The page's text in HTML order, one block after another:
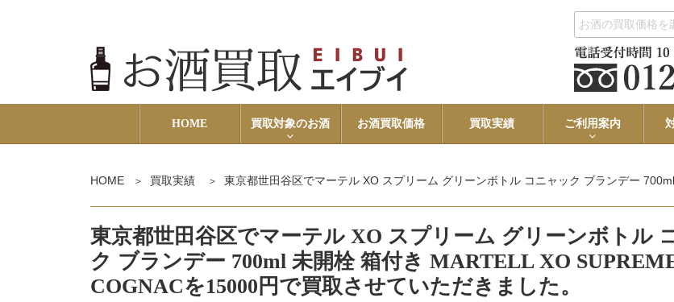
HOME 買取対象のお酒 お酒買取価格 買取実績 ご利用案内
HOME 買取実績 東京都世田谷区でマーテル XO スプリーム グリーンボトル コニャック ブランデー 700ml 未開栓 箱付き
東京都世田谷区でマーテル XO スプリーム グリーンボトル
ク ブランデー 700ml 未開栓 箱付き MARTELL XO
COGNACを15000円で買取させていただきました。